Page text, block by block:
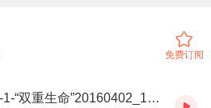
种，一切都是从原始驱动力发展而
后还会有超越人类新的物种在整体生
人们深思。
免费订阅
68 第九章-情感的交响乐-1-“双重生命”20160402_100655